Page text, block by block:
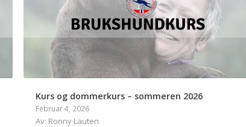
Kurs og dommerkurs – sommeren 2026
Februar 4, 2026
Av: Ronny Lauten